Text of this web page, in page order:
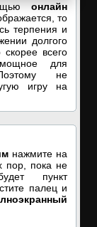
онлайн
то
терпения и
долгого
всего
для
не
игру на
нажмите на
пор, пока не
пункт
палец и